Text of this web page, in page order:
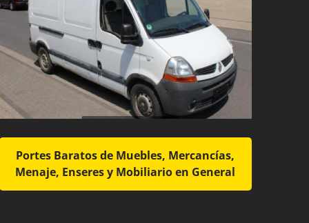
Portes Baratos de Muebles, Mercancías,
Menaje, Enseres y Mobiliario en General